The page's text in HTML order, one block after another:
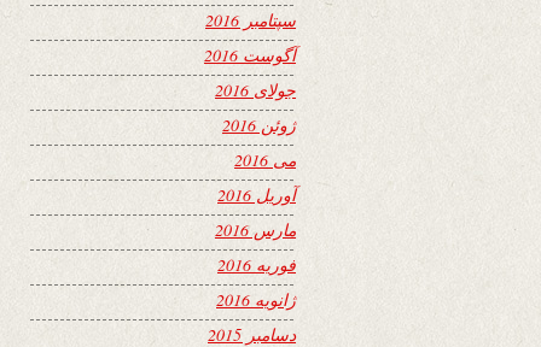
سپتامبر 2016
آگوست 2016
جولای 2016
ژوئن 2016
می 2016
آوریل 2016
مارس 2016
فوریه 2016
ژانویه 2016
دسامبر 2015